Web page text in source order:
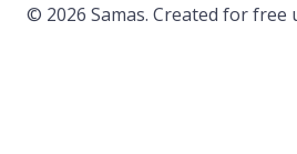
© 2026 Samas. Created for free